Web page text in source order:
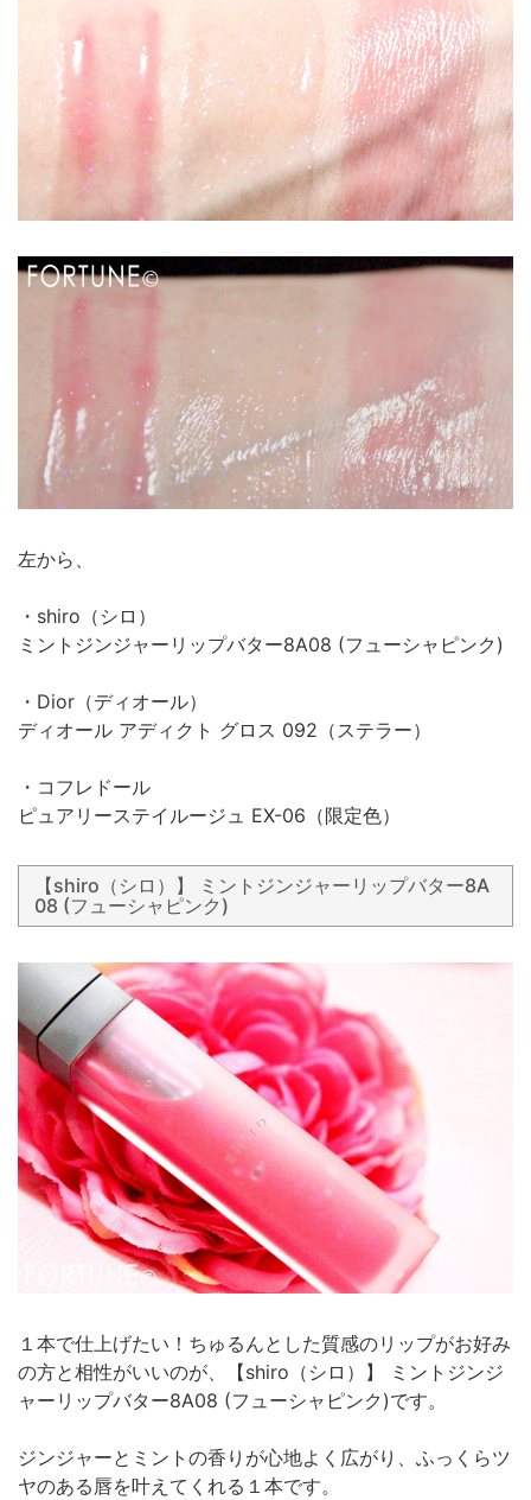
左から、
・shiro（シロ）
ミントジンジャーリップバター8A08 (フューシャピンク)
・Dior（ディオール）
ディオール アディクト グロス 092（ステラー）
・コフレドール
ピュアリーステイルージュ EX-06（限定色）
【shiro（シロ）】 ミントジンジャーリップバター8A
08 (フューシャピンク)
１本で仕上げたい！ちゅるんとした質感のリップがお好み
の方と相性がいいのが、【shiro（シロ）】 ミントジンジ
ャーリップバター8A08 (フューシャピンク)です。
ジンジャーとミントの香りが心地よく広がり、ふっくらツ
ヤのある唇を叶えてくれる１本です。